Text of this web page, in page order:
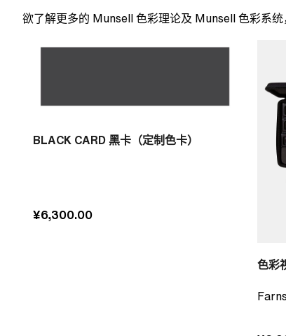
欲了解更多的 Munsell 色彩理论及 Munsell 色彩系
BLACK CARD 黑卡（定制色卡）
¥6,300.00
色彩